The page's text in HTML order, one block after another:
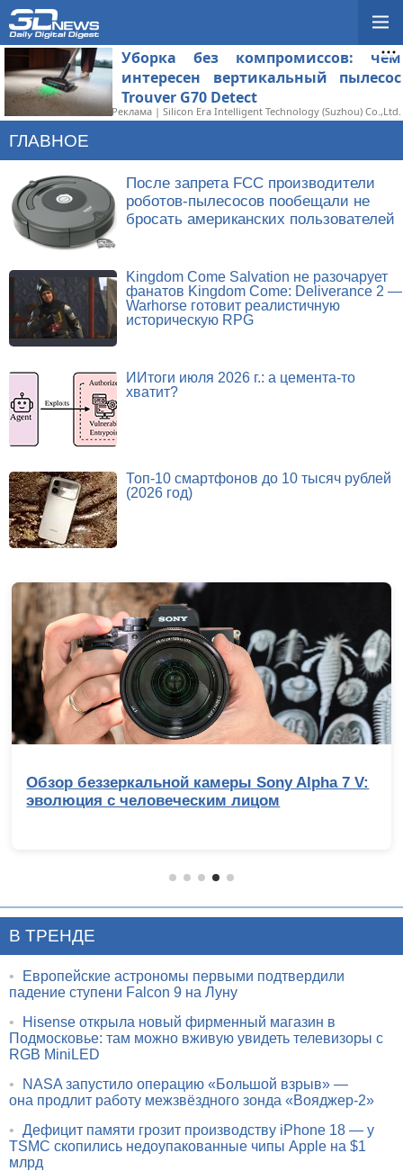
Уборка без компромиссов: чем
интересен вертикальный пылесос
Trouver G70 Detect
Реклама | Silicon Era Intelligent Technology (Suzhou) Co.,Ltd.
ГЛАВНОЕ
После запрета FCC производители
роботов-пылесосов пообещали не
бросать американских пользователей
Kingdom Come Salvation не разочарует
фанатов Kingdom Come: Deliverance 2 —
Warhorse готовит реалистичную
историческую RPG
ИИтоги июля 2026 г.: а цемента-то
хватит?
Топ-10 смартфонов до 10 тысяч рублей
(2026 год)
Обзор беззеркальной камеры Sony Alpha 7 V:
эволюция с человеческим лицом
В ТРЕНДЕ
•
Европейские астрономы первыми подтвердили
падение ступени Falcon 9 на Луну
•
Hisense открыла новый фирменный магазин в
Подмосковье: там можно вживую увидеть телевизоры с
RGB MiniLED
•
NASA запустило операцию «Большой взрыв» —
она продлит работу межзвёздного зонда «Вояджер-2»
• Дефицит памяти грозит производству iPhone 18 — у
TSMC скопились недоупакованные чипы Apple на $1
млрд